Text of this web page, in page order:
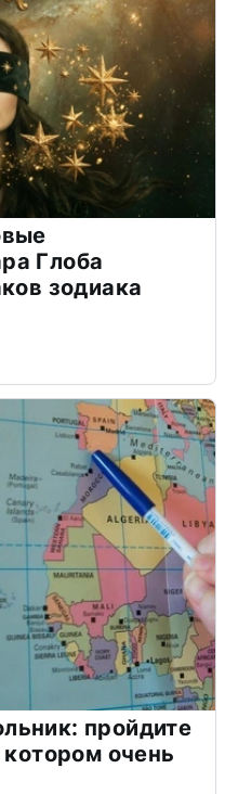
Глоба
зодиака
пройдите
очень